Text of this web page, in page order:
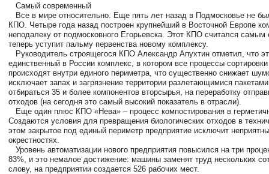
Самый современный
Все в мире относительно. Еще пять лет назад в Подмосковье не
КПО. Четыре года назад построен крупнейший в Восточной Европе
неподалеку от подмосковного Егорьевска. Этот КПО считался
теперь уступит пальму первенства новому комплексу.
Руководитель строящегося КПО Александр Апухтин отметил, что
единственный в России комплекс, в котором все процессы сортировки
происходят внутри единого периметра, что существенно снижает
исключает запах и загрязнение территории разлетающимися
отбираться 35 и более компонентов вторсырья, на переработку
отходов (на сегодня это самый высокий показатель в отрасли).
Еще один плюс КПО «Нева» – процесс компостирования в
Создаются условия для превращения биологических отходов в
этом закрытое под единый периметр предприятие исключит
окрестностях.
Уровень автоматизации нового предприятия повысился на три
83%, и это немалое достижение: машины заменят труд нескольких
слову, на предприятии создается 526 рабочих мест.